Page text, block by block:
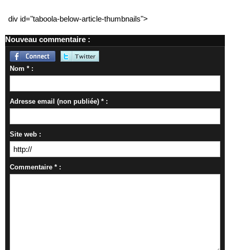
div id="taboola-below-article-thumbnails">
Nouveau commentaire :
Nom * :
Adresse email (non publiée) * :
Site web :
Commentaire * :